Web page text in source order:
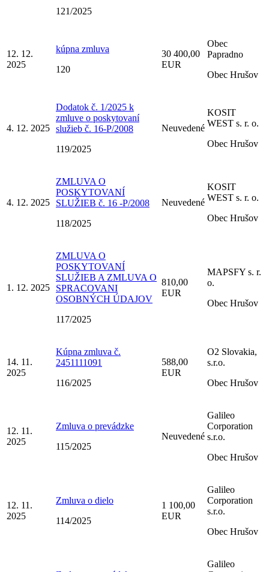
121/2025
12. 12.
2025
kúpna zmluva
120
30 400,00
EUR
Obec
Papradno
Obec Hrušov
4. 12. 2025
Dodatok č. 1/2025 k
zmluve o poskytovaní
služieb č. 16-P/2008
119/2025
Neuvedené
KOSIT
WEST s. r. o.
Obec Hrušov
4. 12. 2025
ZMLUVA O
POSKYTOVANÍ
SLUŽIEB č. 16 -P/2008
118/2025
Neuvedené
KOSIT
WEST s. r. o.
Obec Hrušov
1. 12. 2025
ZMLUVA O
POSKYTOVANÍ
SLUŽIEB A ZMLUVA O
SPRACOVANI
OSOBNÝCH ÚDAJOV
117/2025
810,00
EUR
MAPSFY s. r.
o.
Obec Hrušov
14. 11.
2025
Kúpna zmluva č.
2451111091
116/2025
588,00
EUR
O2 Slovakia,
s.r.o.
Obec Hrušov
12. 11.
2025
Zmluva o prevádzke
115/2025
Neuvedené
Galileo
Corporation
s.r.o.
Obec Hrušov
12. 11.
2025
Zmluva o dielo
114/2025
1 100,00
EUR
Galileo
Corporation
s.r.o.
Obec Hrušov
Galileo